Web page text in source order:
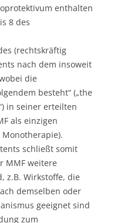
enthalten
8 des
(rechtskräftig
nach dem insoweit
die
besteht“ („the
in seiner erteilten
als einzigen
schließt somit
MMF weitere
z.B. Wirkstoffe, die
demselben oder
geeignet sind
zum